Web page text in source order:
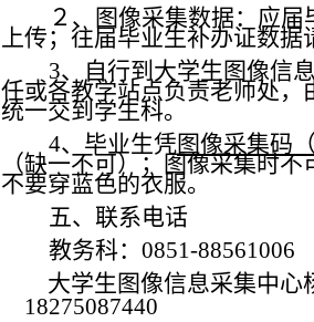
２ 、图像采集数据： 应届
上传；往届毕业生补办证数
3、
自行到 大学生 图像信息
任或各教学站点负责老师处，
统一交到学生科。
4、 毕业生凭图像采集码
（缺一不可）； 图像采集时不
不要穿蓝色的衣服。
五、联系电话
教务科： 0851-88561006
大学生 图像信息采集中心
18275087440